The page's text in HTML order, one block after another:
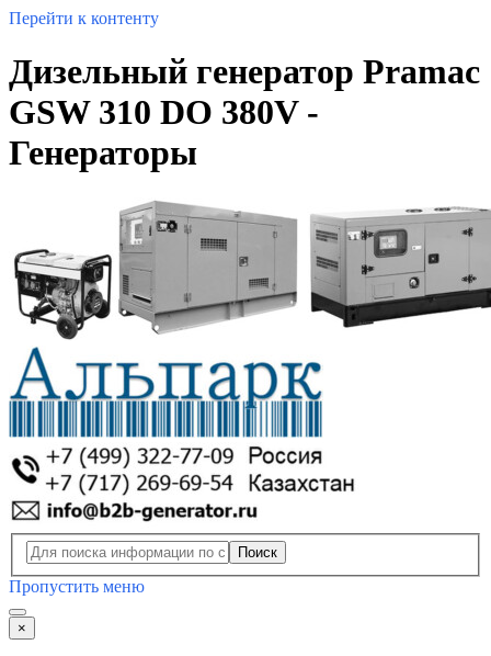
Перейти к контенту
Дизельный генератор Pramac
GSW 310 DO 380V -
Генераторы
Поиск
Пропустить меню
×